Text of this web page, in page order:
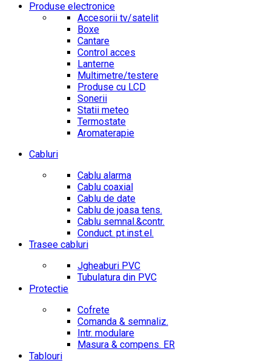
Produse electronice
Accesorii tv/satelit
Boxe
Cantare
Control acces
Lanterne
Multimetre/testere
Produse cu LCD
Sonerii
Statii meteo
Termostate
Aromaterapie
Cabluri
Cablu alarma
Cablu coaxial
Cablu de date
Cablu de joasa tens.
Cablu semnal.&contr.
Conduct. pt.inst.el.
Trasee cabluri
Jgheaburi PVC
Tubulatura din PVC
Protectie
Cofrete
Comanda & semnaliz.
Intr. modulare
Masura & compens. ER
Tablouri